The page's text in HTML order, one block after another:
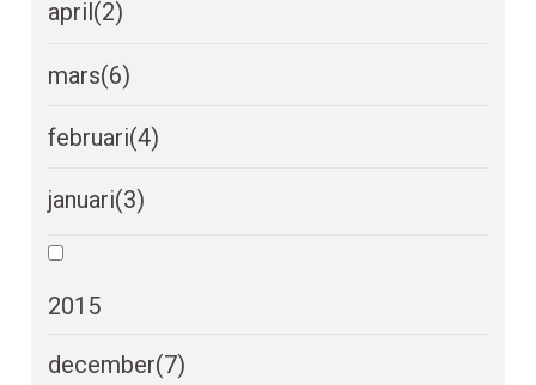
april (2)
mars(6)
februari(4)
januari(3)
2015
december(7)